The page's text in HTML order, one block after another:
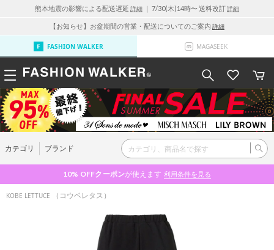
熊本地震の影響による配送遅延 詳細 ｜ 7/30(木)14時〜 送料改訂詳細
【お知らせ】お盆期間の営業・配送についてのご案内 詳細
FASHION WALKER MAGASEEK
カテゴリ ブランド
10% OFFクーポンが使えます 利用条件を見る
KOBE LETTUCE （コウベレタス）